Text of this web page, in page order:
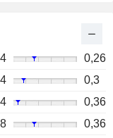
0,26
0,3
0,36
0,36